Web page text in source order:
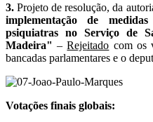
3. Projeto de resolução, da
implementação de
psiquiatras no Serviço de
Madeira" –Rejeitado com os
bancadas parlamentares e o
Votações finais globais: